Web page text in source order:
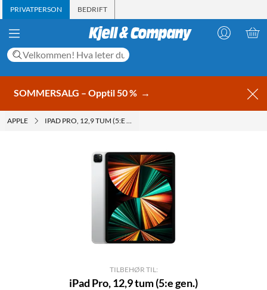
PRIVATPERSON BEDRIFT
SOMMERSALG – Opptil 50 % →
APPLE IPAD PRO, 12,9 TUM (5:E GEN.)
TILBEHØR TIL:
iPad Pro, 12,9 tum (5:e gen.)